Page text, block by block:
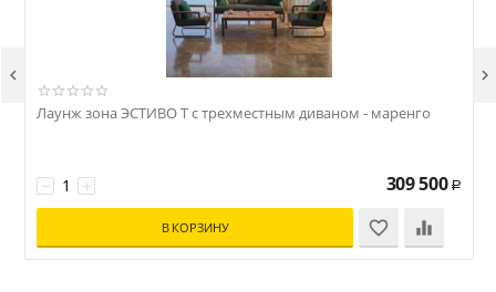
Лаунж зона ЭСТИВО T с трехместным диваном - маренго
+
− 309 500 Р
В КОРЗИНУ
 